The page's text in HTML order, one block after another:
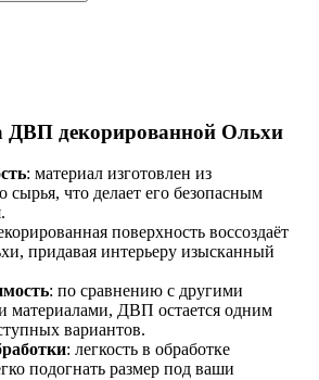
ДВП декорированной Ольхи
: материал изготовлен из
сырья, что делает его безопасным
поверхность воссоздаёт
придавая интерьеру изысканный
: по сравнению с другими
материалами, ДВП остается одним
вариантов.
: легкость в обработке
подогнать размер под ваши